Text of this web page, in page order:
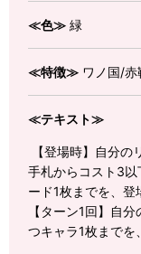
≪色≫ 緑
≪特徴≫ ワノ国/赤
≪テキスト≫
【登場時】自分の
手札からコスト3以
ード1枚までを、登
【ターン1回】自
つキャラ1枚までを